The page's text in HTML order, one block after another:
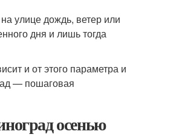
улице дождь, ветер или
дня и лишь тогда
и от этого параметра и
— пошаговая
осенью